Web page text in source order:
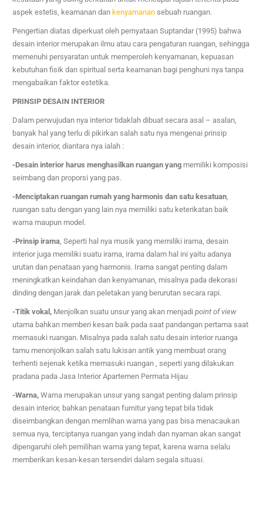
aspek estetis, keamanan dan kenyamanan sebuah ruangan.
Pengertian diatas diperkuat oleh pernyataan Suptandar (1995) bahwa
desain interior merupakan ilmu atau cara pengaturan ruangan, sehingga
memenuhi persyaratan untuk memperoleh kenyamanan, kepuasan
kebutuhan fisik dan spiritual serta keamanan bagi penghuni nya tanpa
mengabaikan faktor estetika.
PRINSIP DESAIN INTERIOR
Dalam perwujudan nya interior tidaklah dibuat secara asal – asalan,
banyak hal yang terlu di pikirkan salah satu nya mengenai prinsip
desain interior, diantara nya ialah :
-Desain interior harus menghasilkan ruangan yang memiliki komposisi
seimbang dan proporsi yang pas.
-Menciptakan ruangan rumah yang harmonis dan satu kesatuan
ruangan satu dengan yang lain nya memiliki satu keterikatan baik
warna maupun model.
-Prinsip irama , Seperti hal nya musik yang memiliki irama, desain
interior juga memiliki suatu irama, irama dalam hal ini yaitu adanya
urutan dan penataan yang harmonis. Irama sangat penting dalam
meningkatkan keindahan dan kenyamanan, misalnya pada dekorasi
dinding dengan jarak dan peletakan yang berurutan secara rapi.
-Titik vokal, Menjolkan suatu unsur yang akan menjadipoint of view
utama bahkan memberi kesan baik pada saat pandangan pertama saat
memasuki ruangan. Misalnya pada salah satu desain interior ruanga
tamu menonjolkan salah satu lukisan antik yang membuat orang
terhenti sejenak ketika memasuki ruangan , seperti yang dilakukan
pradana padaJasa Interior Apartemen Permata Hijau
-Warna,Warna merupakan unsur yang sangat penting dalam prinsip
desain interior, bahkan penataan furnitur yang tepat bila tidak
diseimbangkan dengan memlihan warna yang pas bisa menacaukan
semua nya,terciptanya ruangan yang indah dan nyaman akan sangat
dipengaruhi oleh pemilihan warna yang tepat, karena warna selalu
memberikan kesan-kesan tersendiri dalam segala situasi.